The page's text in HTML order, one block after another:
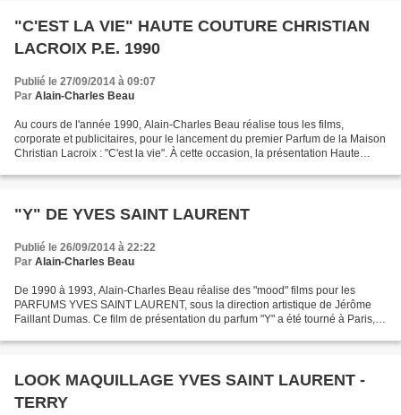
"C'EST LA VIE" HAUTE COUTURE CHRISTIAN
LACROIX P.E. 1990
Publié le 27/09/2014 à 09:07
Par Alain-Charles Beau
Au cours de l'année 1990, Alain-Charles Beau réalise tous les films,
corporate et publicitaires, pour le lancement du premier Parfum de la Maison
Christian Lacroix : "C'est la vie". À cette occasion, la présentation Haute
"Y" DE YVES SAINT LAURENT
Publié le 26/09/2014 à 22:22
Par Alain-Charles Beau
De 1990 à 1993, Alain-Charles Beau réalise des "mood" films pour les
PARFUMS YVES SAINT LAURENT, sous la direction artistique de Jérôme
Faillant Dumas. Ce film de présentation du parfum "Y" a été tourné à Paris,
LOOK MAQUILLAGE YVES SAINT LAURENT -
TERRY